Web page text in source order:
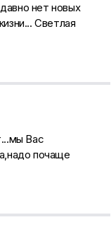
нет новых
Светлая
Вас
почаще